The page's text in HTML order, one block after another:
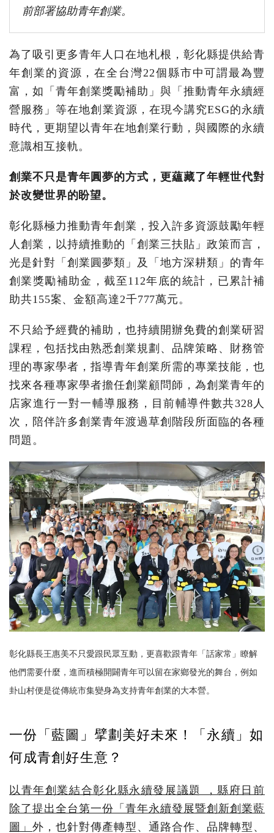
前部署協助青年創業。
為了吸引更多青年人口在地札根，彰化縣提供給青
年創業的資源，在全台灣22個縣市中可謂最為豐
富，如「青年創業獎勵補助」與「推動青年永續經
營服務」等在地創業資源，在現今講究ESG的永續
時代，更期望以青年在地創業行動，與國際的永續
意識相互接軌。
創業不只是青年圓夢的方式，更蘊藏了年輕世代對
於改變世界的盼望。
彰化縣極力推動青年創業，投入許多資源鼓勵年輕
人創業，以持續推動的「創業三扶貼」政策而言，
光是針對「創業圓夢類」及「地方深耕類」的青年
創業獎勵補助金，截至112年底的統計，已累計補
助共155案、金額高達2千777萬元。
不只給予經費的補助，也持續開辦免費的創業研習
課程，包括找由熟悉創業規劃、品牌策略、財務管
理的專家學者，指導青年創業所需的專業技能，也
找來各種專家學者擔任創業顧問師，為創業青年的
店家進行一對一輔導服務，目前輔導件數共328人
次，陪伴許多創業青年渡過草創階段所面臨的各種
問題。
彰化縣長王惠美不只愛跟民眾互動，更喜歡跟青年「話家常」瞭解
他們需要什麼，進而積極開闢青年可以留在家鄉發光的舞台，例如
卦山村便是從傳統市集變身為支持青年創業的大本營。
一份「藍圖」擘劃美好未來！「永續」如
何成青創好生意？
以青年創業結合彰化縣永續發展議題 ，縣府日前
除了提出全台第一份「青年永續發展暨創新創業藍
圖」外，也針對傳產轉型、通路合作、品牌轉型、